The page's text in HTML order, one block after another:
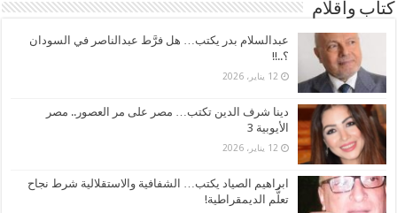
كتاب وأقلام
عبدالسلام بدر يكتب… هل فرَّط عبدالناصر في السودان
؟..!!
12 يناير، 2026
دينا شرف الدين تكتب… مصر على مر العصور.. مصر
الأيوبية 3
12 يناير، 2026
ابراهيم الصياد يكتب… الشفافية والاستقلالية شرط نجاح
تعلُّم الديمقراطية!